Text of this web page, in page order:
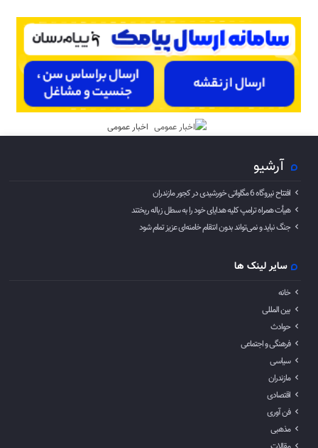
اخبار عمومی
آرشیو
افتتاح نیروگاه 6 مگاواتی خورشیدی در کجور مازندران
هیأت همراه ترامپ کلیه هدایای خود را به سطل زباله ریختند
جنگ نباید و نمی‌تواند بدون انتقام خامنه‌ای عزیز تمام شود
سایر لینک ها
خانه
بین المللی
حوادث
فرهنگی و اجتماعی
سیاسی
مازندران
اقتصادی
فن آوری
مذهبی